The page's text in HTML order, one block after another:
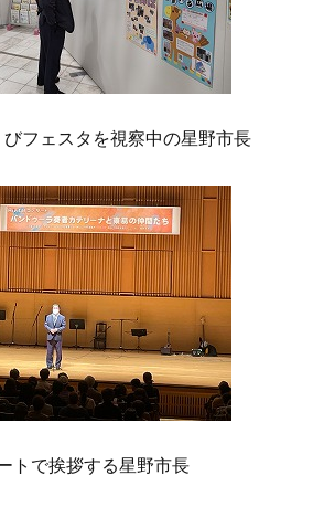
フェスタを視察中の星野市長
トで挨拶する星野市長